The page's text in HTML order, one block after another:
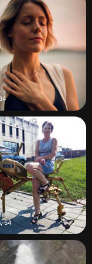
34
,54